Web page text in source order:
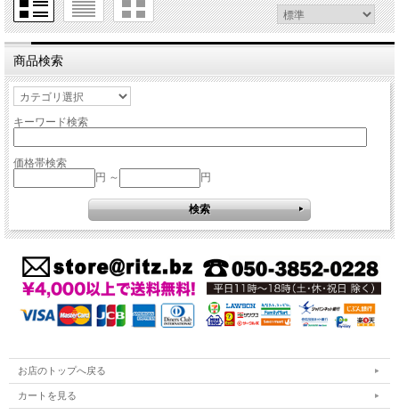
商品検索
キーワード検索
価格帯検索
円 ～
円
お店のトップへ戻る
カートを見る